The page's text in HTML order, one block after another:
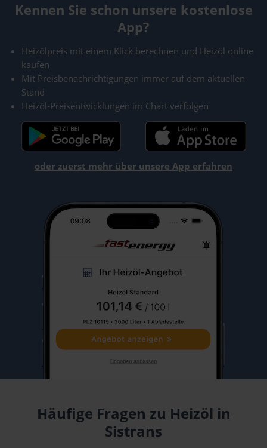
Kennen Sie schon unsere kostenlose
App?
Heizölpreis mit einem Klick berechnen und Heizöl online
kaufen
Mit Preisbenachrichtigungen immer auf dem aktuellen
Stand
Heizöl-Preisentwicklungen im Chart verfolgen
oder zuerst mehr über unsere App erfahren
Häufige Fragen zu Heizöl in
Sistrans